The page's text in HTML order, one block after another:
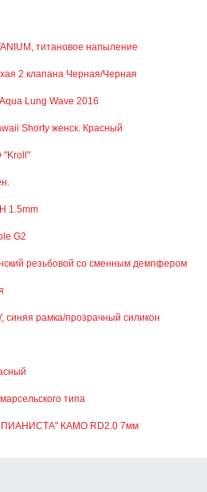
титановое напыление
2 клапана Черная/Черная
Lung Wave 2016
Shorty женск. Красный
"Kroll"
1.5mm
G2
резьбовой со сменным демпфером
синяя рамка/прозрачный силикон
типа
ПИАНИСТА" КАМО RD2.0 7мм